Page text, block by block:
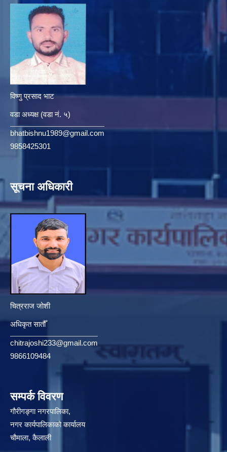
विष्णु प्रसाद भाट
वडा अध्यक्ष (वडा नं. ५)
bhatbishnu1989@gmail.com
9858425301
सूचना अधिकारी
चित्रराज जोशी
अधिकृत सातौँ
chitrajoshi233@gmail.com
9866109484
सम्पर्क विवरण
गौरीगङ्गा नगरपालिका,
नगर कार्यपालिकाको कार्यालय
चौमाला, कैलाली